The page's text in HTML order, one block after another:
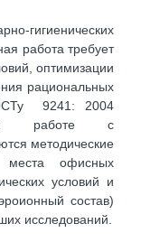
гигиенических
работа требует
оптимизации
рациональных
9241: 2004
к работе с
методические
места офисных
условий и
состав)
исследований.